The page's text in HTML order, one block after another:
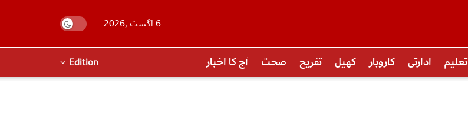
6 اگست ,2026
تعلیم ادارتی کاروبار کھیل تفریح صحت آج کا اخبار Edition